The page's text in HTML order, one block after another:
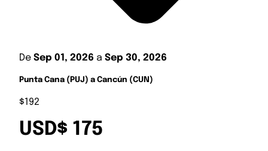
De Sep 01, 2026 a Sep 30, 2026
Punta Cana (PUJ) a Cancún (CUN)
$192
USD$ 175